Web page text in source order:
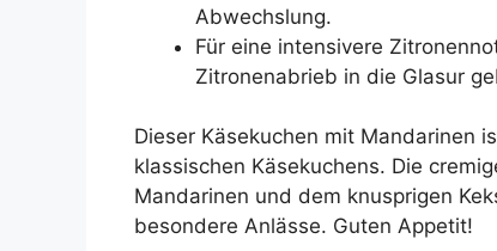
Abwechslung.
Für eine intensivere
Zitronenabrieb in die Glasur
Dieser Käsekuchen mit Mandarinen
klassischen Käsekuchens. Die
Mandarinen und dem knusprigen
besondere Anlässe. Guten Appetit!